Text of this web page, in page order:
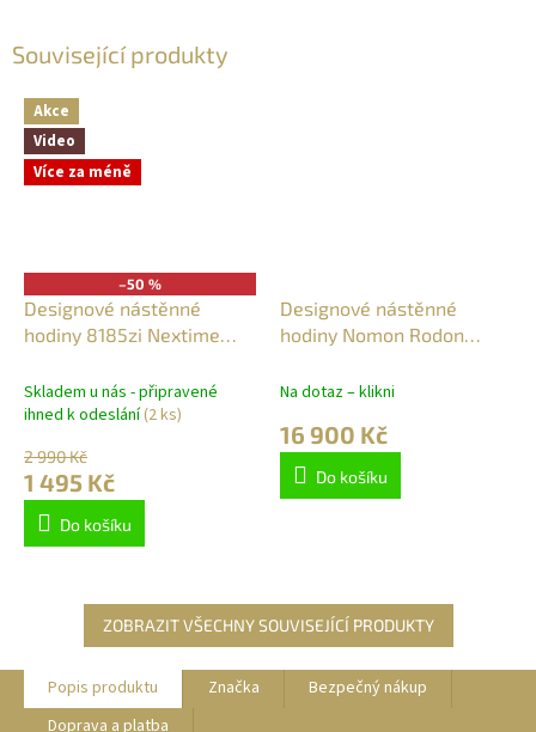
Související produkty
Akce
Video
Více za méně
–50 %
Designové nástěnné
hodiny 8185zi Nextime
Skladem u nás - připravené
ihned k odeslání(2 ks)
2 990 Kč
1 495 Kč
Do košíku
Designové nástěnné
hodiny Nomon Rodon
Na dotaz – klikni
16 900 Kč
Do košíku
ZOBRAZIT VŠECHNY SOUVISEJÍCÍ PRODUKTY
Popis produktu Značka
Bezpečný nákup
Doprava a platba